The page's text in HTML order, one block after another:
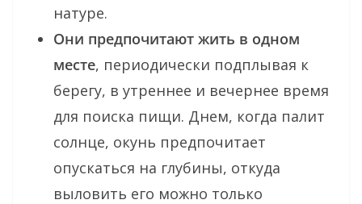
натуре.
Они предпочитают жить в одном
месте, периодически подплывая к
берегу, в утреннее и вечернее время
для поиска пищи. Днем, когда палит
солнце, окунь предпочитает
опускаться на глубины, откуда
выловить его можно только